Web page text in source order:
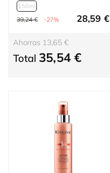
150ml
39,24 € -27% 28,59 €
Ahorras 13,65 €
Total 35,54 €